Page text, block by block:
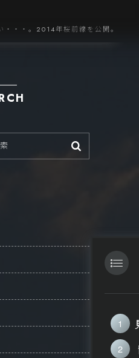
・・・。2014年桜前線を公開。